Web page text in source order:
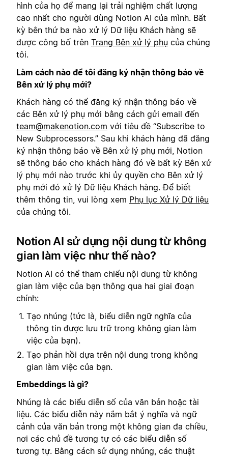
hình của họ để mang lại trải nghiệm chất lượng
cao nhất cho người dùng Notion AI của mình. Bất
kỳ bên thứ ba nào xử lý Dữ liệu Khách hàng sẽ
được công bố trên Trang Bên xử lý phụ của chúng
tôi.
Làm cách nào để tôi đăng ký nhận thông báo về
Bên xử lý phụ mới?
Khách hàng có thể đăng ký nhận thông báo về
các Bên xử lý phụ mới bằng cách gửi email đến
team@makenotion.com với tiêu đề “Subscribe to
New Subprocessors.” Sau khi khách hàng đã đăng
ký nhận thông báo về Bên xử lý phụ mới, Notion
sẽ thông báo cho khách hàng đó về bất kỳ Bên xử
lý phụ mới nào trước khi ủy quyền cho Bên xử lý
phụ mới đó xử lý Dữ liệu Khách hàng. Để biết
thêm thông tin, vui lòng xem Phụ lục Xử lý Dữ liệu
của chúng tôi.
Notion AI sử dụng nội dung từ không
gian làm việc như thế nào?
Notion AI có thể tham chiếu nội dung từ không
gian làm việc của bạn thông qua hai giai đoạn
chính:
Tạo nhúng (tức là, biểu diễn ngữ nghĩa của
thông tin được lưu trữ trong không gian làm
việc của bạn).
Tạo phản hồi dựa trên nội dung trong không
gian làm việc của bạn.
Embeddings là gì?
Nhúng là các biểu diễn số của văn bản hoặc tài
liệu. Các biểu diễn này nắm bắt ý nghĩa và ngữ
cảnh của văn bản trong một không gian đa chiều,
nơi các chủ đề tương tự có các biểu diễn số
tương tự. Bằng cách sử dụng nhúng, các thuật